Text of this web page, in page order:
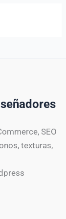
SEO
texturas,